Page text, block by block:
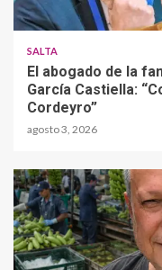
SALTA
El abogado de la
García Castiella:
Cordeyro”
agosto 3, 2026